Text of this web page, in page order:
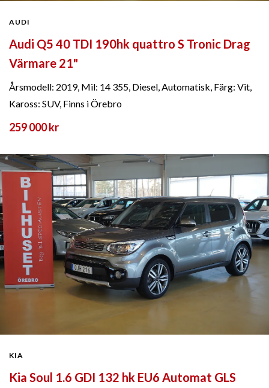
AUDI
Audi Q5 40 TDI 190hk quattro S Tronic Drag
Värmare 21"
Årsmodell: 2019, Mil: 14 355, Diesel, Automatisk, Färg: Vit,
Kaross: SUV, Finns i Örebro
259 000 kr
KIA
Kia Soul 1.6 GDI 132 hk EU6 Automat GLS